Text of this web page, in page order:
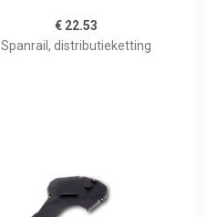
€ 22.53
Spanrail, distributieketting